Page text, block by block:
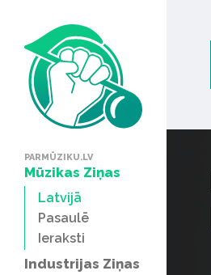
PARMŪZIKU.LV
Mūzikas Ziņas
Latvijā
Pasaulē
Ieraksti
Industrijas Ziņas